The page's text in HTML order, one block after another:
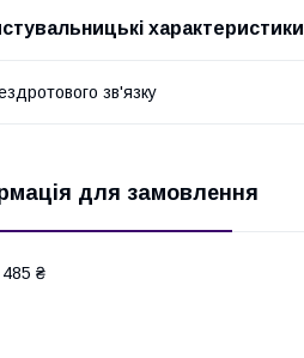
характеристики
зв'язку
для замовлення
485 ₴